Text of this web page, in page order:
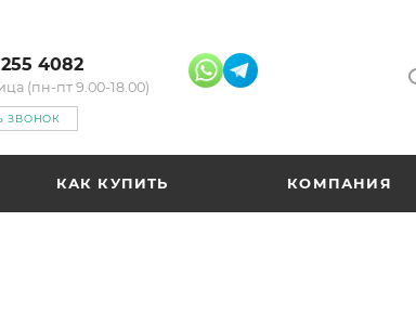
4082
(пн-пт 9.00-18.00)
ЗВОНОК
КАК КУПИТЬ КОМПАНИЯ